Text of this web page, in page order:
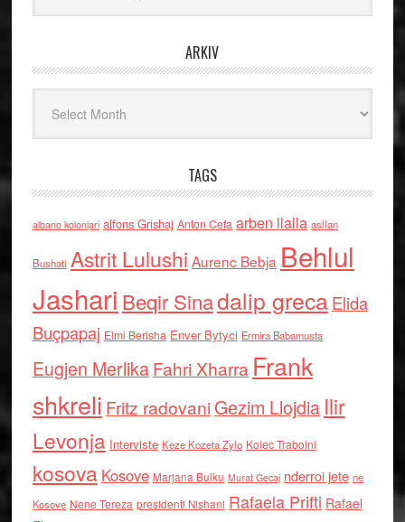
ARKIV
TAGS
albano kolonjari alfons Grishaj Anton Cefa arben llalla asllan
Bushati Astrit Lulushi Aurenc Bebja Behlul
Jashari Beqir Sinadalip grecaElida
Buçpapaj Elmi Berisha Enver Bytyci Ermira Babamusta
Eugjen MerlikaFahri Xharra Frank
shkreli Fritz radovaniGezim Llojdia Ilir
Levonja Interviste Keze Kozeta Zylo Kolec Traboini
kosova Kosove Marjana Bulku Murat Gecaj nderroi jete ne
Kosove Nene Tereza presidenti Nishani Rafaela Prifti Rafael